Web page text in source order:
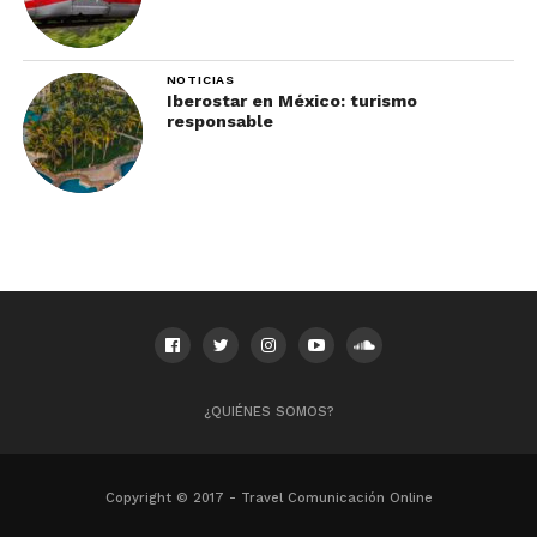
NOTICIAS
Iberostar en México: turismo
responsable
¿QUIÉNES SOMOS?
Copyright © 2017 - Travel Comunicación Online